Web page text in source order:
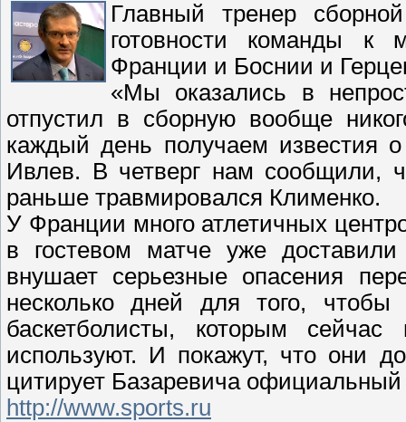
Главный тренер
готовности команды
Франции и Боснии и
«Мы оказались в
отпустил в сборную вообще
каждый день получаем известия
Ивлев. В четверг нам сообщили,
раньше травмировался Клименко.
У Франции много атлетичных
в гостевом матче уже
внушает серьезные опасения
несколько дней для того,
баскетболисты, которым
используют. И покажут, что они
цитирует Базаревича
http://www.sports.ru